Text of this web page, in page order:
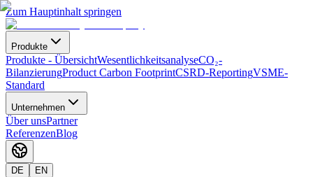
Zum Hauptinhalt springen
Produkte
Produkte - ÜbersichtWesentlichkeitsanalyseCO₂-
BilanzierungProduct Carbon FootprintCSRD-ReportingVSME-
Standard
Unternehmen
Über unsPartner
ReferenzenBlog
DE
EN